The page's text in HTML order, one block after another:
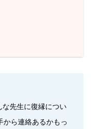
な先生に復縁につい
から連絡あるかもっ